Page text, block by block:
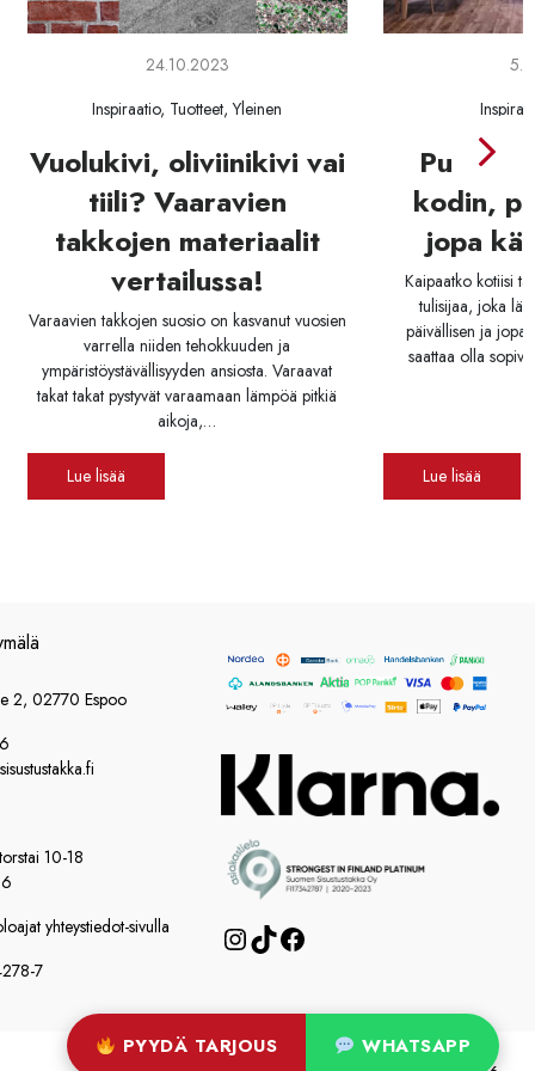
24.10.2023
Inspiraatio, Tuotteet, Yleinen
Vuolukivi, oliviinikivi vai
tiili? Vaaravien
takkojen materiaalit
vertailussa!
Varaavien takkojen suosio on kasvanut vuosien
varrella niiden tehokkuuden ja
ympäristöystävällisyyden ansiosta. Varaavat
takat takat pystyvät varaamaan lämpöä pitkiä
aikoja,…
Lue lisää
kodin,
jopa
Kaipaatko kotiisi
tulisijaa, joka
päivällisen ja jopa
saattaa olla
Lue lisää
2, 02770 Espoo
10-18
yhteystiedot-sivulla
7
Instagram
TikTok
PYYDÄ TARJOUS WHATSAPP